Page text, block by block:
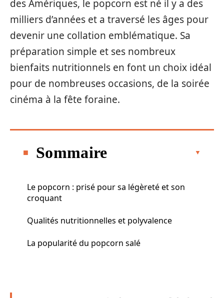
des Amériques, le popcorn est né il y a des
milliers d’années et a traversé les âges pour
devenir une collation emblématique. Sa
préparation simple et ses nombreux
bienfaits nutritionnels en font un choix idéal
pour de nombreuses occasions, de la soirée
cinéma à la fête foraine.
Sommaire
Le popcorn : prisé pour sa légèreté et son
croquant
Qualités nutritionnelles et polyvalence
La popularité du popcorn salé